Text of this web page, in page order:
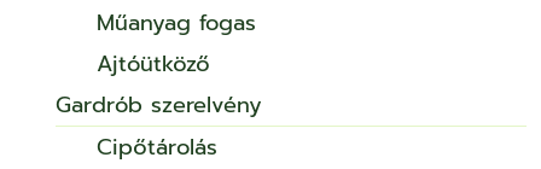
Műanyag fogas
Ajtóütköző
Gardrób szerelvény
Cipőtárolás